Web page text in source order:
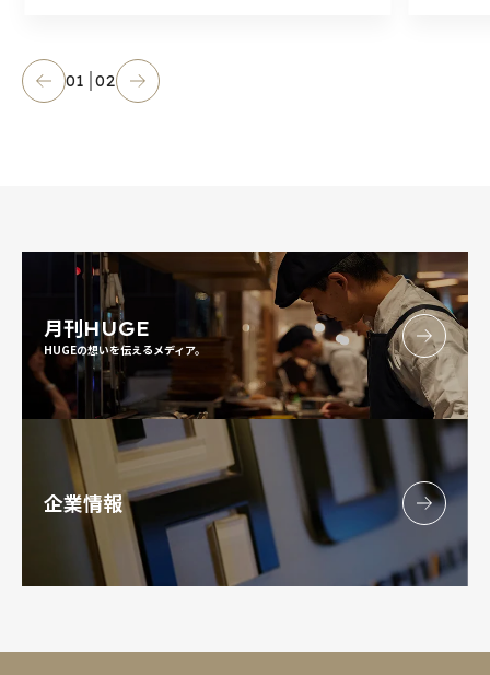
01 02
月刊HUGE
HUGEの想いを伝えるメディア。
企業情報